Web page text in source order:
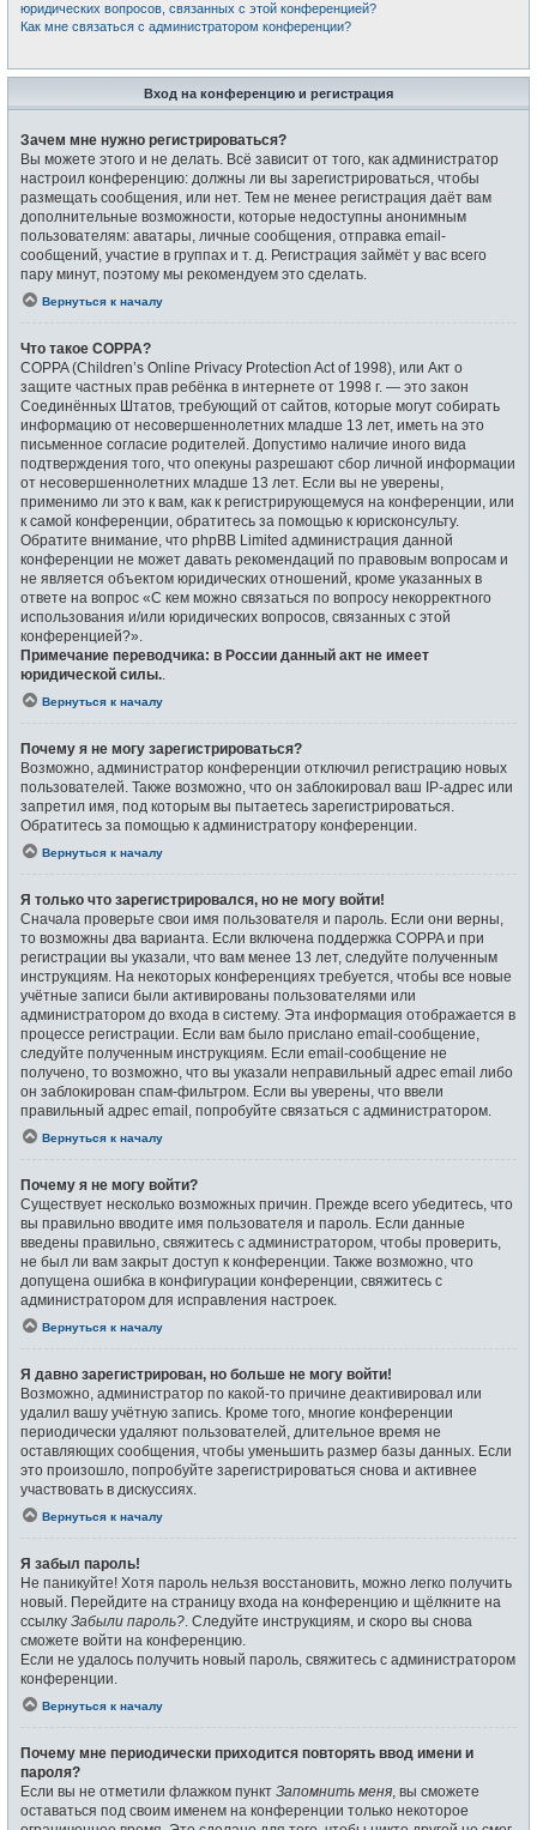
юридических вопросов, связанных с этой конференцией?
Как мне связаться с администратором конференции?
Вход на конференцию и регистрация
Зачем мне нужно регистрироваться?
Вы можете этого и не делать. Всё зависит от того, как администратор
настроил конференцию: должны ли вы зарегистрироваться, чтобы
размещать сообщения, или нет. Тем не менее регистрация даёт вам
дополнительные возможности, которые недоступны анонимным
пользователям: аватары, личные сообщения, отправка email-
сообщений, участие в группах и т. д. Регистрация займёт у вас всего
пару минут, поэтому мы рекомендуем это сделать.
Вернуться к началу
Что такое COPPA?
COPPA (Children’s Online Privacy Protection Act of 1998), или Акт о
защите частных прав ребёнка в интернете от 1998 г. — это закон
Соединённых Штатов, требующий от сайтов, которые могут собирать
информацию от несовершеннолетних младше 13 лет, иметь на это
письменное согласие родителей. Допустимо наличие иного вида
подтверждения того, что опекуны разрешают сбор личной информации
от несовершеннолетних младше 13 лет. Если вы не уверены,
применимо ли это к вам, как к регистрирующемуся на конференции, или
к самой конференции, обратитесь за помощью к юрисконсульту.
Обратите внимание, что phpBB Limited администрация данной
конференции не может давать рекомендаций по правовым вопросам и
не является объектом юридических отношений, кроме указанных в
ответе на вопрос «С кем можно связаться по вопросу некорректного
использования и/или юридических вопросов, связанных с этой
конференцией?».
Примечание переводчика: в России данный акт не имеет
юридической силы.
Вернуться к началу
Почему я не могу зарегистрироваться?
Возможно, администратор конференции отключил регистрацию новых
пользователей. Также возможно, что он заблокировал ваш IP-адрес или
запретил имя, под которым вы пытаетесь зарегистрироваться.
Обратитесь за помощью к администратору конференции.
Вернуться к началу
Я только что зарегистрировался, но не могу войти!
Сначала проверьте свои имя пользователя и пароль. Если они верны,
то возможны два варианта. Если включена поддержка COPPA и при
регистрации вы указали, что вам менее 13 лет, следуйте полученным
инструкциям. На некоторых конференциях требуется, чтобы все новые
учётные записи были активированы пользователями или
администратором до входа в систему. Эта информация отображается в
процессе регистрации. Если вам было прислано email-сообщение,
следуйте полученным инструкциям. Если email-сообщение не
получено, то возможно, что вы указали неправильный адрес email либо
он заблокирован спам-фильтром. Если вы уверены, что ввели
правильный адрес email, попробуйте связаться с администратором.
Вернуться к началу
Почему я не могу войти?
Существует несколько возможных причин. Прежде всего убедитесь, что
вы правильно вводите имя пользователя и пароль. Если данные
введены правильно, свяжитесь с администратором, чтобы проверить,
не был ли вам закрыт доступ к конференции. Также возможно, что
допущена ошибка в конфигурации конференции, свяжитесь с
администратором для исправления настроек.
Вернуться к началу
Я давно зарегистрирован, но больше не могу войти!
Возможно, администратор по какой-то причине деактивировал или
удалил вашу учётную запись. Кроме того, многие конференции
периодически удаляют пользователей, длительное время не
оставляющих сообщения, чтобы уменьшить размер базы данных. Если
это произошло, попробуйте зарегистрироваться снова и активнее
участвовать в дискуссиях.
Вернуться к началу
Я забыл пароль!
Не паникуйте! Хотя пароль нельзя восстановить, можно легко получить
новый. Перейдите на страницу входа на конференцию и щёлкните на
ссылку Забыли пароль? . Следуйте инструкциям, и скоро вы снова
сможете войти на конференцию.
Если не удалось получить новый пароль, свяжитесь с администратором
конференции.
Вернуться к началу
Почему мне периодически приходится повторять ввод имени и
пароля?
Если вы не отметили флажком пункт Запомнить меня , вы сможете
оставаться под своим именем на конференции только некоторое